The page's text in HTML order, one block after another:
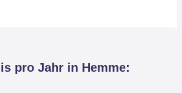
pro Jahr in Hemme: